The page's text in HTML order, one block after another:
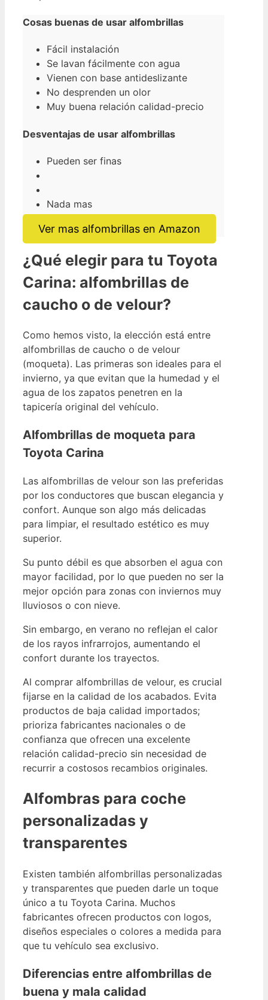
Cosas buenas de usar alfombrillas
Fácil instalación
Se lavan fácilmente con agua
Vienen con base antideslizante
No desprenden un olor
Muy buena relación calidad-precio
Desventajas de usar alfombrillas
Pueden ser finas
Nada mas
Ver mas alfombrillas en Amazon
¿Qué elegir para tu Toyota
Carina: alfombrillas de
caucho o de velour?
Como hemos visto, la elección está entre
alfombrillas de caucho o de velour
(moqueta). Las primeras son ideales para el
invierno, ya que evitan que la humedad y el
agua de los zapatos penetren en la
tapicería original del vehículo.
Alfombrillas de moqueta para
Toyota Carina
Las alfombrillas de velour son las preferidas
por los conductores que buscan elegancia y
confort. Aunque son algo más delicadas
para limpiar, el resultado estético es muy
superior.
Su punto débil es que absorben el agua con
mayor facilidad, por lo que pueden no ser la
mejor opción para zonas con inviernos muy
lluviosos o con nieve.
Sin embargo, en verano no reflejan el calor
de los rayos infrarrojos, aumentando el
confort durante los trayectos.
Al comprar alfombrillas de velour, es crucial
fijarse en la calidad de los acabados. Evita
productos de baja calidad importados;
prioriza fabricantes nacionales o de
confianza que ofrecen una excelente
relación calidad-precio sin necesidad de
recurrir a costosos recambios originales.
Alfombras para coche
personalizadas y
transparentes
Existen también alfombrillas personalizadas
y transparentes que pueden darle un toque
único a tu Toyota Carina. Muchos
fabricantes ofrecen productos con logos,
diseños especiales o colores a medida para
que tu vehículo sea exclusivo.
Diferencias entre alfombrillas de
buena y mala calidad